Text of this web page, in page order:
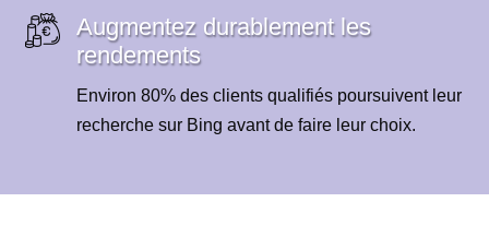
Augmentez durablement les
rendements
Environ 80% des clients qualifiés poursuivent leur
recherche sur Bing avant de faire leur choix.